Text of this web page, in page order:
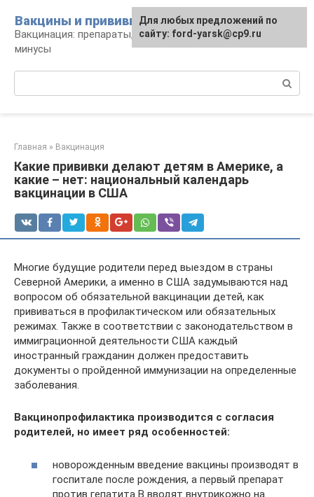
контенту
Вакцины и прививки
Вакцинация: препараты, график, плюсы и
минусы
Главная » Вакцинация
Какие прививки делают детям в Америке, а
какие – нет: национальный календарь
вакцинации в США
Многие будущие родители перед выездом в страны
Северной Америки, а именно в США задумываются над
вопросом об обязательной вакцинации детей, как
прививаться в профилактическом или обязательных
режимах. Также в соответствии с законодательством в
иммиграционной деятельности США каждый
иностранный гражданин должен предоставить
документы о пройденной иммунизации на определенные
заболевания.
Вакцинопрофилактика производится с согласия
родителей, но имеет ряд особенностей:
новорожденным введение вакцины производят в
госпитале после рождения, а первый препарат
против гепатита B вводят внутрикожно на
Для любых предложений по
сайту: ford-yarsk@cp9.ru